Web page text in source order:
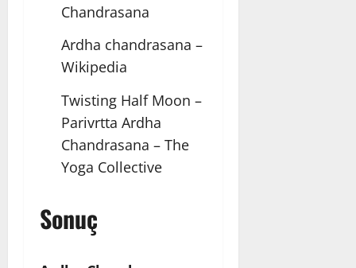
Chandrasana
Ardha chandrasana –
Wikipedia
Twisting Half Moon –
Parivrtta Ardha
Chandrasana – The
Yoga Collective
Sonuç